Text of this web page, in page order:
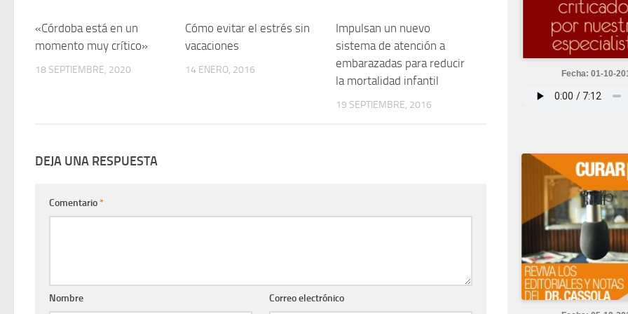
«Córdoba está en un
momento muy crítico»
18 SEPTIEMBRE, 2020
Cómo evitar el estrés sin
vacaciones
14 ENERO, 2016
Impulsan un nuevo
sistema de atención a
embarazadas para reducir
la mortalidad infantil
19 SEPTIEMBRE, 2016
DEJA UNA RESPUESTA
Comentario*
Nombre Correo electrónico
Fecha: 01-10-